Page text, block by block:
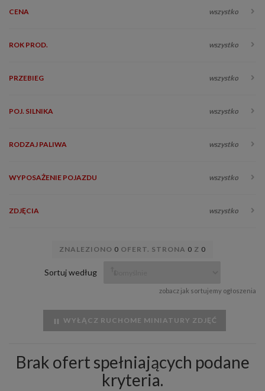
CENA wszystko
ROK PROD. wszystko
PRZEBIEG wszystko
POJ. SILNIKA wszystko
RODZAJ PALIWA wszystko
WYPOSAŻENIE POJAZDU wszystko
ZDJĘCIA wszystko
ZNALEZIONO 0 OFERT. STRONA 0 Z 0
Sortuj według
zobacz jak sortujemy ogłoszenia
WYŁĄCZ RUCHOME MINIATURY ZDJĘĆ
Brak ofert spełniających podane
kryteria.